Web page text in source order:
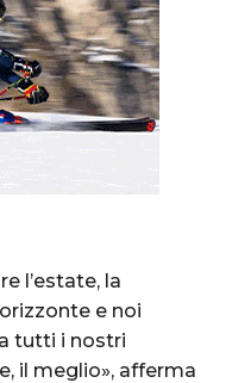
l’estate, la
e noi
tutti i nostri
il meglio», afferma